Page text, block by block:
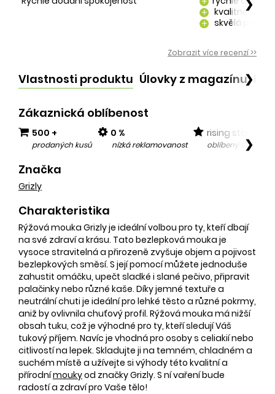
add kvalitně
add skvělá péče o
❯
Zobrazit více recenzí >>
Vlastnosti produktu Úlovky z magazínu❯
Zákaznická oblíbenost
500 +
prodaných kusů
0 %
nízká reklamovanost
rising star
oblíbený v❯
Značka
Grizly
Charakteristika
Rýžová mouka Grizly je ideální volbou pro ty, kteří dbají
na své zdraví a krásu. Tato bezlepková mouka je
vysoce stravitelná a přirozeně zvyšuje objem a pojivost
bezlepkových směsí. S její pomocí můžete jednoduše
zahustit omáčku, upečt sladké i slané pečivo, připravit
palačinky nebo různé kaše. Díky jemné textuře a
neutrální chuti je ideální pro lehké těsto a různé pokrmy,
aniž by ovlivnila chuťový profil. Rýžová mouka má nižší
obsah tuku, což je výhodné pro ty, kteří sledují Váš
tukový příjem. Navíc je vhodná pro osoby s celiakií nebo
citlivostí na lepek. Skladujte ji na temném, chladném a
suchém místě a užívejte si výhody této kvalitní a
přírodnímoukyod značky Grizly. S ní vaření bude
radostí a zdraví pro Vaše tělo!